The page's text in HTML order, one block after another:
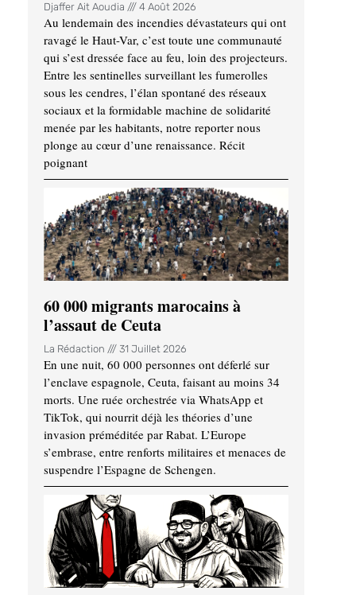
Djaffer Ait Aoudia 4 Août 2026
Au lendemain des incendies dévastateurs qui ont
ravagé le Haut-Var, c’est toute une communauté
qui s’est dressée face au feu, loin des projecteurs.
Entre les sentinelles surveillant les fumerolles
sous les cendres, l’élan spontané des réseaux
sociaux et la formidable machine de solidarité
menée par les habitants, notre reporter nous
plonge au cœur d’une renaissance. Récit
poignant
60 000 migrants marocains à
l’assaut de Ceuta
La Rédaction 31 Juillet 2026
En une nuit, 60 000 personnes ont déferlé sur
l’enclave espagnole, Ceuta, faisant au moins 34
morts. Une ruée orchestrée via WhatsApp et
TikTok, qui nourrit déjà les théories d’une
invasion préméditée par Rabat. L’Europe
s’embrase, entre renforts militaires et menaces de
suspendre l’Espagne de Schengen.